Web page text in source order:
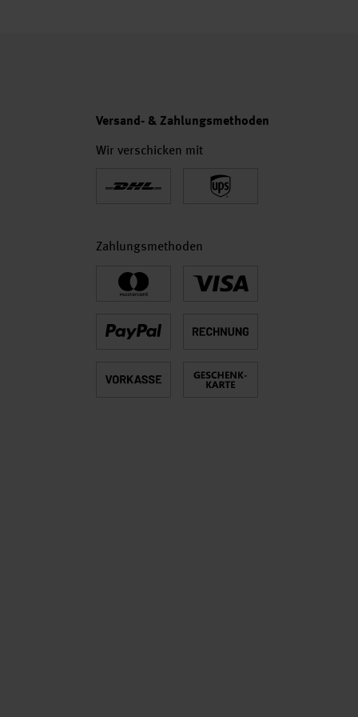
Versand- & Zahlungsmethoden
Wir verschicken mit
Zahlungsmethoden